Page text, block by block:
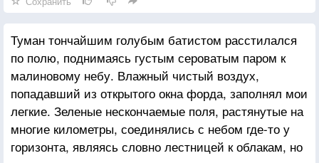
Туман тончайшим голубым батистом расстилался
по полю, поднимаясь густым сероватым паром к
малиновому небу. Влажный чистый воздух,
попадавший из открытого окна форда, заполнял мои
легкие. Зеленые нескончаемые поля, растянутые на
многие километры, соединялись с небом где-то у
горизонта, являясь словно лестницей к облакам, но